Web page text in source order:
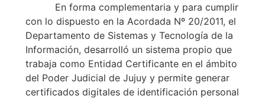
En forma complementaria y para cumplir
con lo dispuesto en la Acordada Nº 20/2011, el
Departamento de Sistemas y Tecnología de la
Información, desarrolló un sistema propio que
trabaja como Entidad Certificante en el ámbito
del Poder Judicial de Jujuy y permite generar
certificados digitales de identificación personal